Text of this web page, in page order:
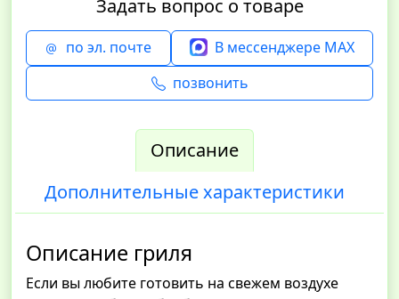
Задать вопрос о товаре
по эл. почте
В мессенджере MAX
позвонить
Описание
Дополнительные характеристики
Описание гриля
Если вы любите готовить на свежем воздухе